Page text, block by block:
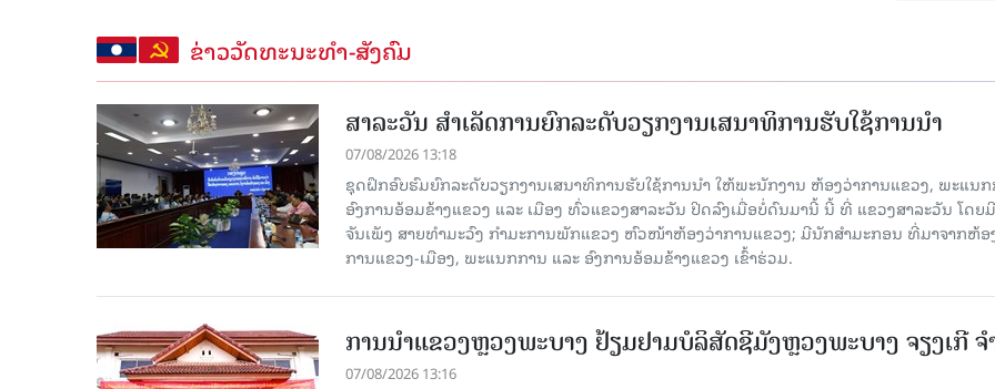
ຂ່າວວັດທະນະທຳ-ສັງຄົມ
ສາລະວັນ ສໍາເລັດການຍົກລະດັບວຽກງານເສນາທິການຮັບໃຊ້ການນໍາ
07/08/2026 13:18
ຊຸດຝຶກອົບຮົມຍົກລະດັບວຽກງານເສນາທິການຮັບໃຊ້ການນໍາ ໃຫ້ພະນັກງານ ຫ້ອງວ່າການແຂວງ, ພະແນ
ອົງການອ້ອມຂ້າງແຂວງ ແລະ ເມືອງ ທົ່ວແຂວງສາລະວັນ ປິດລົງເມື່ອ​ບໍ່​ດົນ​ມາ​ນີ້ ນີ້ ທີ່ ແຂວງສາລະວັນ ໂດຍ​
ຈັນເພັງ ສາຍທຳມະວົງ ກຳມະການພັກແຂວງ ຫົວໜ້າຫ້ອງວ່າການແຂວງ; ມີນັກສຳມະກອນ ທີ່ມາຈາກຫ້ອ
ການແຂວງ-ເມືອງ, ພະແນກການ ແລະ ອົງການອ້ອມຂ້າງແຂວງ ເຂົ້າຮ່ວມ.
ການນຳແຂວງຫຼວງພະບາງ ຢ້ຽມ​ຢາມບໍ​ລິ​ສັດຊີມັງຫຼວງພະບາງ ຈຽງເກີ
07/08/2026 13:16